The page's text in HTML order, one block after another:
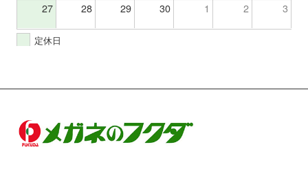
27 28 29 30 1 2 3
定休日